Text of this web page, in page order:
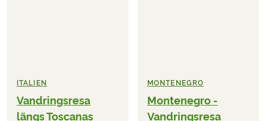
ITALIEN
Vandringsresa
längs Toscanas
MONTENEGRO
Montenegro -
Vandringsresa